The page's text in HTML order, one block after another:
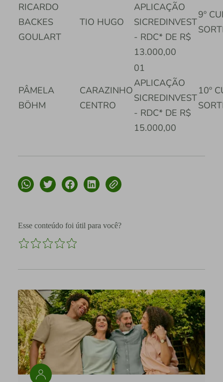
RICARDO
BACKES
GOULART
TIO HUGO
APLICAÇÃO
SICREDINVEST
- RDC* DE R$
13.000,00
9º
PÂMELA
BÖHM
CARAZINHO
CENTRO
01
APLICAÇÃO
SICREDINVEST
- RDC* DE R$
15.000,00
10º
Esse conteúdo foi útil para você?